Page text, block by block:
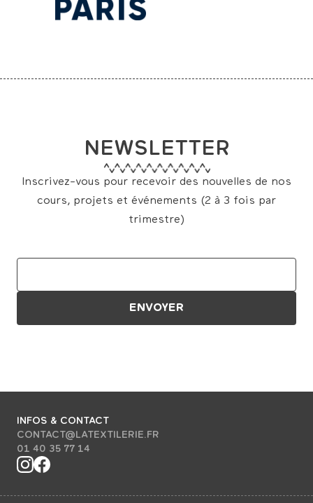
NEWSLETTER
Inscrivez-vous pour recevoir des nouvelles de nos
cours, projets et événements (2 à 3 fois par
trimestre)
INFOS & CONTACT
CONTACT@LATEXTILERIE.FR
01 40 35 77 14